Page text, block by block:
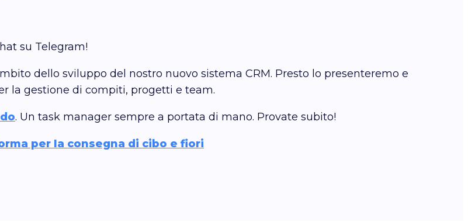
su Telegram!
dello sviluppo del nostro nuovo sistema CRM. Presto lo presenteremo e
la gestione di compiti, progetti e team.
. Un task manager sempre a portata di mano. Provate subito!
per la consegna di cibo e fiori